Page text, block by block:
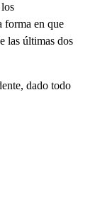
forma en que
las últimas dos
dado todo